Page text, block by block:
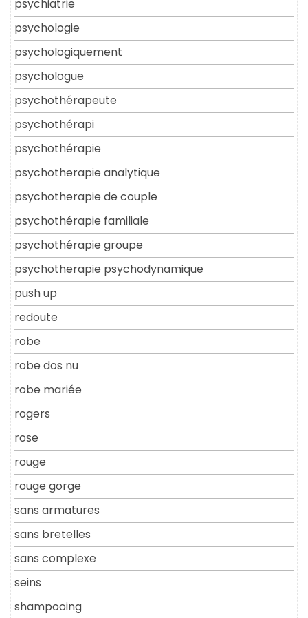
psychiatrie
psychologie
psychologiquement
psychologue
psychothérapeute
psychothérapi
psychothérapie
psychotherapie analytique
psychotherapie de couple
psychothérapie familiale
psychothérapie groupe
psychotherapie psychodynamique
push up
redoute
robe
robe dos nu
robe mariée
rogers
rose
rouge
rouge gorge
sans armatures
sans bretelles
sans complexe
seins
shampooing